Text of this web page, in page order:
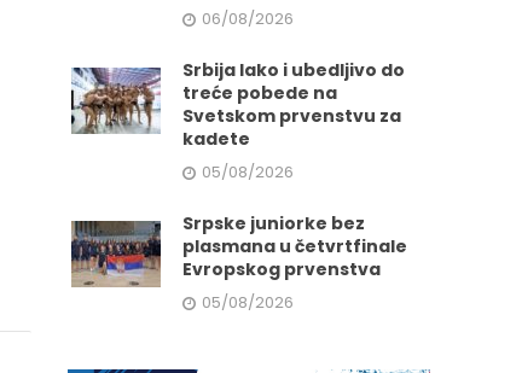
06/08/2026
Srbija lako i ubedljivo do
treće pobede na
Svetskom prvenstvu za
kadete
05/08/2026
Srpske juniorke bez
plasmana u četvrtfinale
Evropskog prvenstva
05/08/2026